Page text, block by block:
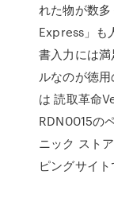
れた物が数
Express」も
書入力には
ルなのが徳
は 読取革命
RDN0015の
ニック スト
ピングサイト